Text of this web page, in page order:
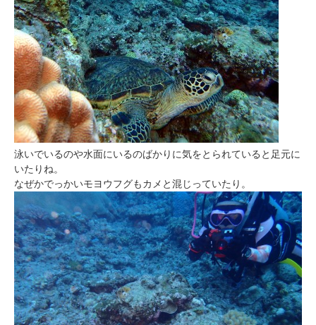
泳いでいるのや水面にいるのばかりに気をとられていると足元に
いたりね。
なぜかでっかいモヨウフグもカメと混じっていたり。